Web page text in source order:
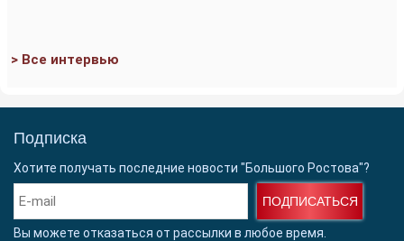
> Все интервью
Подписка
Хотите получать последние новости "Большого Ростова"?
ПОДПИСАТЬСЯ
Вы можете отказаться от рассылки в любое время.